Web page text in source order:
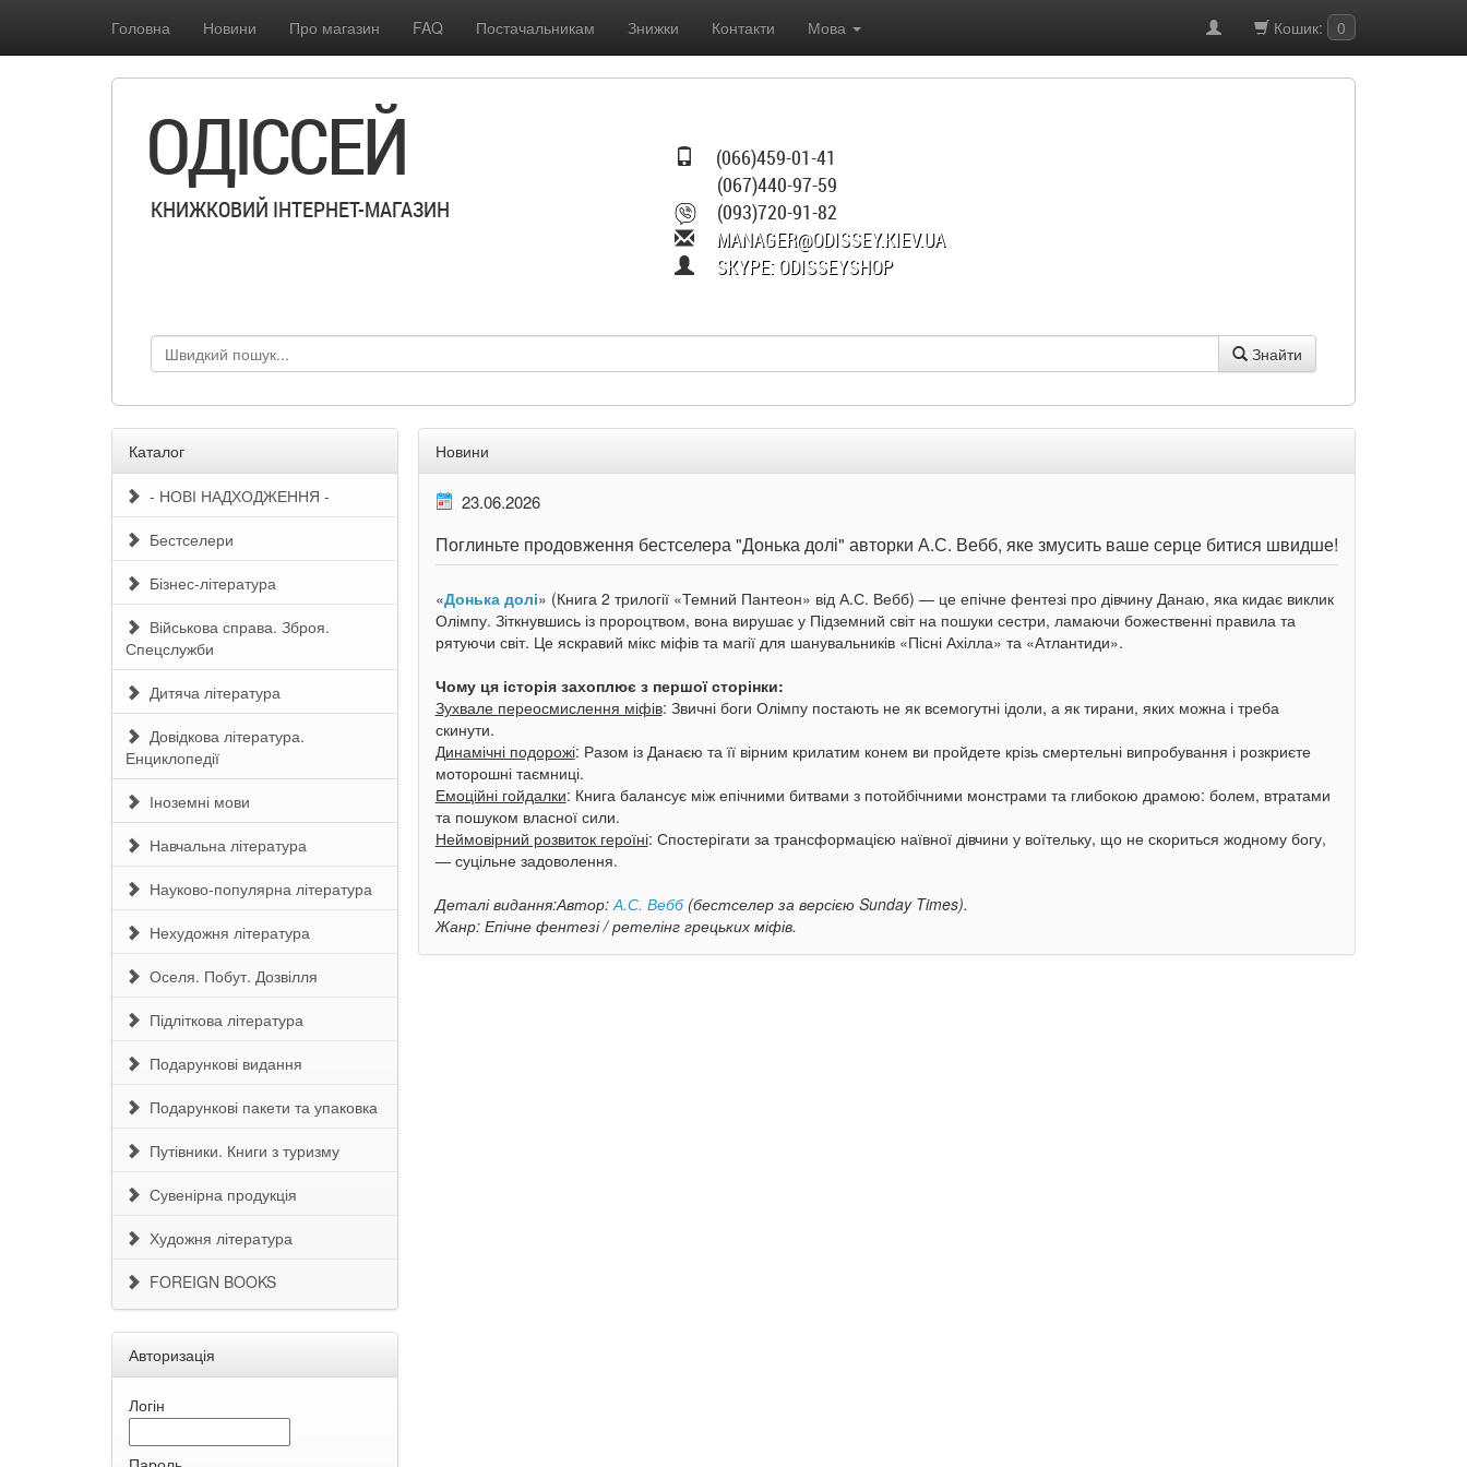
Головна Новини Про магазин FAQ Постачальникам Знижки Контакти Мова Кошик: 0
(066)459-01-41
(067)440-97-59
(093)720-91-82
MANAGER@ODISSEY.KIEV.UA
SKYPE: ODISSEYSHOP
ОДІССЕЙ
КНИЖКОВИЙ ІНТЕРНЕТ-МАГАЗИН
Знайти
Каталог
- НОВІ НАДХОДЖЕННЯ -
Бестселери
Бізнес-література
Військова справа. Зброя.
Спецслужби
Дитяча література
Довідкова література.
Енциклопедії
Іноземні мови
Навчальна література
Науково-популярна література
Нехудожня література
Оселя. Побут. Дозвілля
Підліткова література
Подарункові видання
Подарункові пакети та упаковка
Путівники. Книги з туризму
Сувенірна продукція
Художня література
FOREIGN BOOKS
Авторизація
Логін
Новини
23.06.2026
Поглиньте продовження бестселера "Донька долі" авторки А.С. Вебб, яке змусить ваше серце битися швидше!
«Донька долі» (Книга 2 трилогії «Темний Пантеон» від А.С. Вебб) — це епічне фентезі про дівчину Данаю, яка кидає виклик
Олімпу. Зіткнувшись із пророцтвом, вона вирушає у Підземний світ на пошуки сестри, ламаючи божественні правила та
рятуючи світ. Це яскравий мікс міфів та магії для шанувальників «Пісні Ахілла» та «Атлантиди».
Чому ця історія захоплює з першої сторінки:
Зухвале переосмислення міфів: Звичні боги Олімпу постають не як всемогутні ідоли, а як тирани, яких можна і треба
скинути.
Динамічні подорожі: Разом із Данаєю та її вірним крилатим конем ви пройдете крізь смертельні випробування і розкриєте
моторошні таємниці.
Емоційні гойдалки: Книга балансує між епічними битвами з потойбічними монстрами та глибокою драмою: болем, втратами
та пошуком власної сили.
Неймовірний розвиток героїні: Спостерігати за трансформацією наївної дівчини у воїтельку, що не скориться жодному богу,
— суцільне задоволення.
Деталі видання:Автор:А.С. Вебб(бестселер за версією Sunday Times).
Жанр: Епічне фентезі / ретелінг грецьких міфів.